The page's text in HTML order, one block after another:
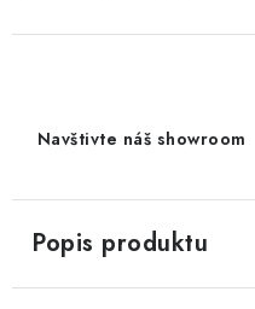
Navštivte náš showroom
Popis produktu